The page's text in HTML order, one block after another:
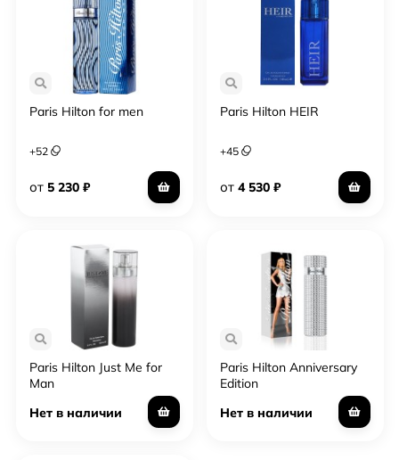
Paris Hilton for men
+52
от 5 230 ₽
Paris Hilton HEIR
+45
от 4 530 ₽
Paris Hilton Just Me for
Man
Нет в наличии
Paris Hilton Anniversary
Edition
Нет в наличии